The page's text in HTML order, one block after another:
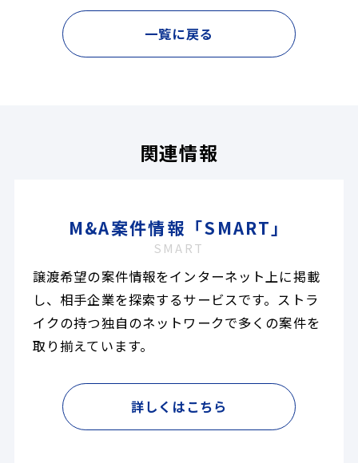
一覧に戻る
関連情報
M&A案件情報「SMART」
SMART
譲渡希望の案件情報をインターネット上に掲載
し、相手企業を探索するサービスです。ストラ
イクの持つ独自のネットワークで多くの案件を
取り揃えています。
詳しくはこちら